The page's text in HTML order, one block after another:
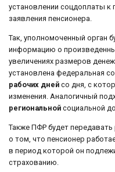
установлении соцдоплаты к
заявления пенсионера.
Так, уполномоченный орган
информацию о
увеличениях размеров
установлена федеральная
рабочих дней со дня, с
изменения. Аналогичный
региональной социальной
Также ПФР будет
о том, что пенсионер
в период которой он
страхованию.